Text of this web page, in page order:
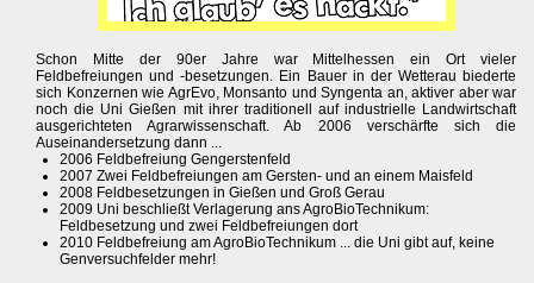
Schon Mitte der 90er Jahre war Mittelhessen ein Ort vieler
Feldbefreiungen und -besetzungen. Ein Bauer in der Wetterau biederte
sich Konzernen wie AgrEvo, Monsanto und Syngenta an, aktiver aber war
noch die Uni Gießen mit ihrer traditionell auf industrielle Landwirtschaft
ausgerichteten Agrarwissenschaft. Ab 2006 verschärfte sich die
Auseinandersetzung dann ...
2006 Feldbefreiung Gengerstenfeld
2007 Zwei Feldbefreiungen am Gersten- und an einem Maisfeld
2008 Feldbesetzungen in Gießen und Groß Gerau
2009 Uni beschließt Verlagerung ans AgroBioTechnikum:
Feldbesetzung und zwei Feldbefreiungen dort
2010 Feldbefreiung am AgroBioTechnikum ... die Uni gibt auf, keine
Genversuchfelder mehr!